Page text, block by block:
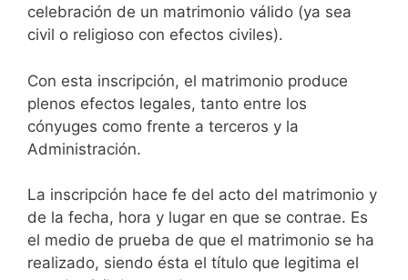
celebración de un matrimonio válido (ya sea
civil o religioso con efectos civiles).
Con esta inscripción, el matrimonio produce
plenos efectos legales, tanto entre los
cónyuges como frente a terceros y la
Administración.
La inscripción hace fe del acto del matrimonio y
de la fecha, hora y lugar en que se contrae. Es
el medio de prueba de que el matrimonio se ha
realizado, siendo ésta el título que legitima el